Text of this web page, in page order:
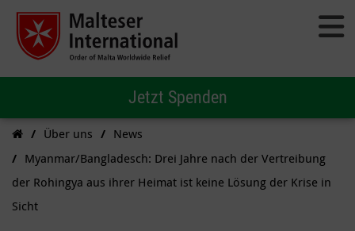
Jetzt Spenden
Über uns
News
Myanmar/Bangladesch: Drei Jahre nach der Vertreibung
der Rohingya aus ihrer Heimat ist keine Lösung der Krise in
Sicht